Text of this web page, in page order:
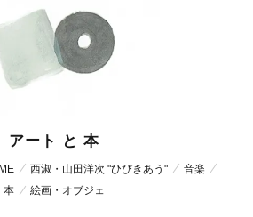
アート と 本
西淑・山田洋次 "ひびきあう"
音楽
本
絵画・オブジェ